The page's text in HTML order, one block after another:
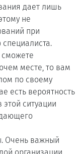
дает лишь
не
при
месте, то вам
по своему
есть вероятность
ситуации
Очень важный